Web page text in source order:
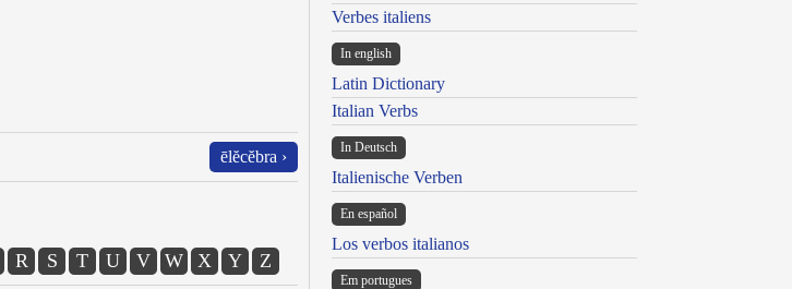
ēlĕcĕbra ›
R S T U V W X Y Z
Verbes italiens
In english
Latin Dictionary
Italian Verbs
In Deutsch
Italienische Verben
En español
Los verbos italianos
Em portugues